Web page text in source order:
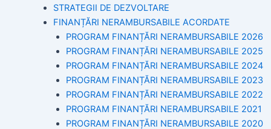
STRATEGII DE DEZVOLTARE
FINANȚĂRI NERAMBURSABILE ACORDATE
PROGRAM FINANȚĂRI NERAMBURSABILE 2026
PROGRAM FINANȚĂRI NERAMBURSABILE 2025
PROGRAM FINANȚĂRI NERAMBURSABILE 2024
PROGRAM FINANȚĂRI NERAMBURSABILE 2023
PROGRAM FINANȚĂRI NERAMBURSABILE 2022
PROGRAM FINANȚĂRI NERAMBURSABILE 2021
PROGRAM FINANȚĂRI NERAMBURSABILE 2020